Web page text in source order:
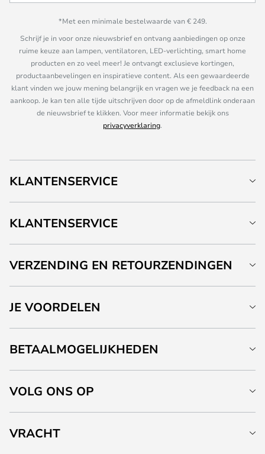
*Met een minimale bestelwaarde van € 249.
Schrijf je in voor onze nieuwsbrief en ontvang aanbiedingen op onze
ruime keuze aan lampen, ventilatoren, LED-verlichting, smart home
producten en zo veel meer! Je ontvangt exclusieve kortingen,
productaanbevelingen en inspiratieve content. Als een gewaardeerde
klant vinden we jouw mening belangrijk en vragen we je feedback na een
aankoop. Je kan ten alle tijde uitschrijven door op de afmeldlink onderaan
de nieuwsbrief te klikken. Voor meer informatie bekijk ons
privacyverklaring.
KLANTENSERVICE
KLANTENSERVICE
VERZENDING EN RETOURZENDINGEN
JE VOORDELEN
BETAALMOGELIJKHEDEN
VOLG ONS OP
VRACHT